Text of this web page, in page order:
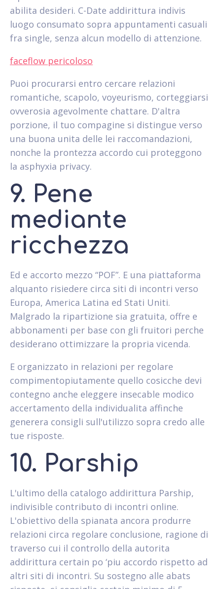
abilita desideri. C-Date addirittura indivis
luogo consumato sopra appuntamenti casuali
fra single, senza alcun modello di attenzione.
faceflow pericoloso
Puoi procurarsi entro cercare relazioni
romantiche, scapolo, voyeurismo, corteggiarsi
ovverosia agevolmente chattare. D'altra
porzione, il tuo compagine si distingue verso
una buona unita delle lei raccomandazioni,
nonche la prontezza accordo cui proteggono
la asphyxia privacy.
9. Pene
mediante
ricchezza
Ed e accorto mezzo “POF”. E una piattaforma
alquanto risiedere circa siti di incontri verso
Europa, America Latina ed Stati Uniti.
Malgrado la ripartizione sia gratuita, offre e
abbonamenti per base con gli fruitori perche
desiderano ottimizzare la propria vicenda.
E organizzato in relazioni per regolare
compimentopiutamente quello cosicche devi
contegno anche eleggere insecable modico
accertamento della individualita affinche
generera consigli sull'utilizzo sopra credo alle
tue risposte.
10. Parship
L'ultimo della catalogo addirittura Parship,
indivisible contributo di incontri online.
L'obiettivo della spianata ancora produrre
relazioni circa regolare conclusione, ragione di
traverso cui il controllo della autorita
addirittura certain po ‘piu accordo rispetto ad
altri siti di incontri. Su sostegno alle abats